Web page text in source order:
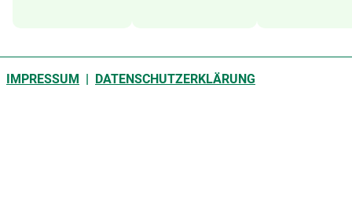
IMPRESSUM DATENSCHUTZERKLÄRUNG